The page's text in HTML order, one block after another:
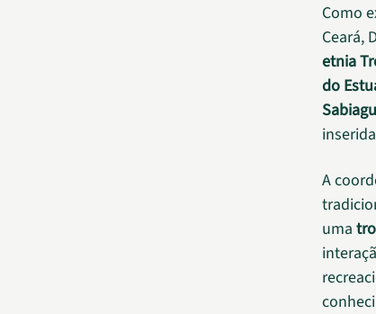
Como
Ceará,
etnia
do
A
uma